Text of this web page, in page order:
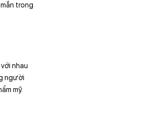
trong
nhau
người
mỹ.